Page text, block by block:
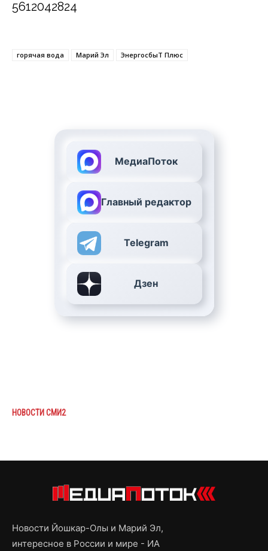
5612042824
горячая вода Марий Эл ЭнергосбыТ Плюс
МедиаПоток
Главный редактор
Telegram
Дзен
НОВОСТИ СМИ2
Новости Йошкар-Олы и Марий Эл,
интересное в России и мире - ИА